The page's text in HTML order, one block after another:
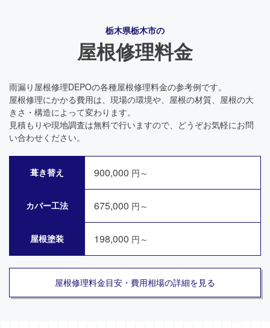
栃木県栃木市の
屋根修理料金
雨漏り屋根修理DEPOの各種屋根修理料金の参考例です。
屋根修理にかかる費用は、現場の環境や、屋根の材質、屋根の大
きさ・構造によって変わります。
見積もりや現地調査は無料で行いますので、どうぞお気軽にお問
い合わせください。
葺き替え 900,000 円～
カバー工法 675,000 円～
屋根塗装 198,000 円～
屋根修理料金目安・費用相場の詳細を見る